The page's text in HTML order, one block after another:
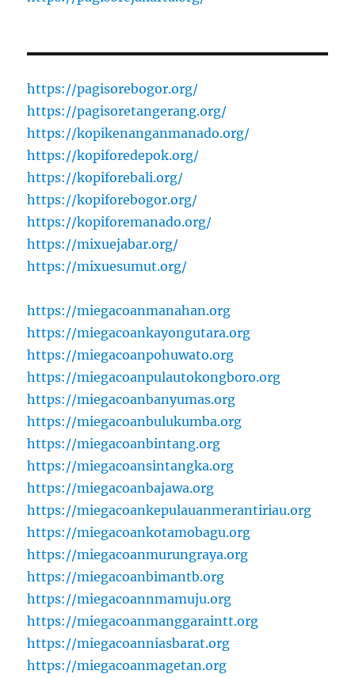
https://pagisorebogor.org/
https://pagisoretangerang.org/
https://kopikenanganmanado.org/
https://kopiforedepok.org/
https://kopiforebali.org/
https://kopiforebogor.org/
https://kopiforemanado.org/
https://mixuejabar.org/
https://mixuesumut.org/
https://miegacoanmanahan.org
https://miegacoankayongutara.org
https://miegacoanpohuwato.org
https://miegacoanpulautokongboro.org
https://miegacoanbanyumas.org
https://miegacoanbulukumba.org
https://miegacoanbintang.org
https://miegacoansintangka.org
https://miegacoanbajawa.org
https://miegacoankepulauanmerantiriau.org
https://miegacoankotamobagu.org
https://miegacoanmurungraya.org
https://miegacoanbimantb.org
https://miegacoannmamuju.org
https://miegacoanmanggaraintt.org
https://miegacoanniasbarat.org
https://miegacoanmagetan.org